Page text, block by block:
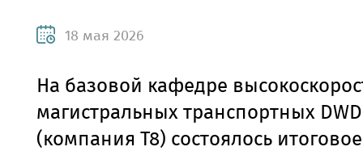
18 мая 2026
На базовой кафедре
магистральных транспортных
(компания Т8) состоялось